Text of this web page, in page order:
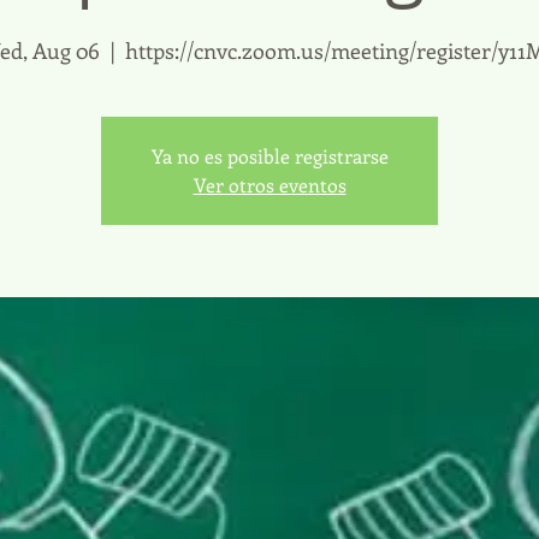
Aug 06
  |
https://cnvc.zoom.us/meeting/register/
Ya no es posible registrarse
Ver otros eventos